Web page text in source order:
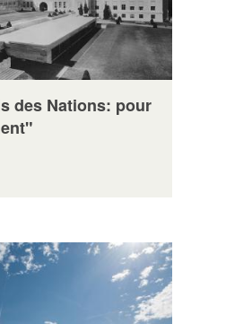
des Nations: pour